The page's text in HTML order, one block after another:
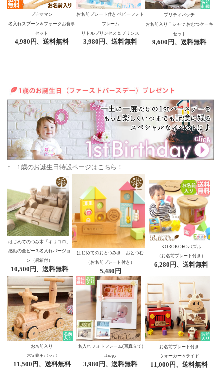
プチママン
名入れスプーン＆フォークお食事
セット
4,980円、送料無料
お名前プレート付き ベビーフォト
フレーム
リトルプリンセス＆プリンス
3,980円、送料無料
プリティパッチ
お名前入りＴシャツ おむつケーキ
セット
9,600円 、送料無料
↑ 1歳のお誕生日特設ページはこちら！
はじめてのつみ木「キリコロ」
感動の全ピース名入れバージョ
ン（桐箱付）
10,500円、送料無料
はじめてのおとつみき おとつむ
（お名前プレート付き）
5,480円
KOROKOROパズル
（お名前プレート付き）
6,280円、送料無料
お名前入り
木's 乗用ポッポ
11,500円、送料無料
名入れフォトフレーム(写真立て)
Happy
3,980円、送料無料
お名前プレート付き
ウォーカー＆ライド
11,000円、送料無料